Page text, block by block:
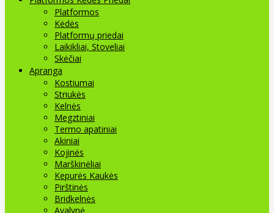
Platformos
Kėdės
Platformų priedai
Laikikliai, Stoveliai
Skėčiai
Apranga
Kostiumai
Striukės
Kelnės
Megztiniai
Termo apatiniai
Akiniai
Kojinės
Marškinėliai
Kepurės Kaukės
Pirštinės
Bridkelnės
Avalynė